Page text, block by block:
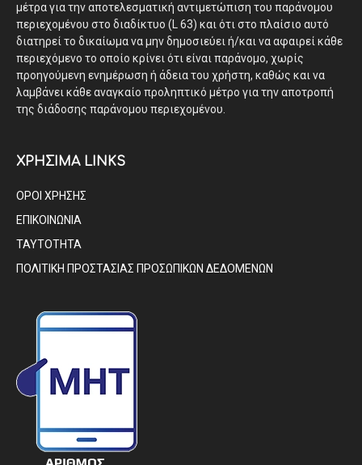
μέτρα για την αποτελεσματική αντιμετώπιση του παράνομου
περιεχομένου στο διαδίκτυο (L 63) και ότι στο πλαίσιο αυτό
διατηρεί το δικαίωμα να μην δημοσιεύει ή/και να αφαιρεί κάθε
περιεχόμενο το οποίο κρίνει ότι είναι παράνομο, χωρίς
προηγούμενη ενημέρωση ή άδεια του χρήστη, καθώς και να
λαμβάνει κάθε αναγκαίο προληπτικό μέτρο για την αποτροπή
της διάδοσης παράνομου περιεχομένου.
ΧΡΗΣΙΜΑ LINKS
ΟΡΟΙ ΧΡΗΣΗΣ
ΕΠΙΚΟΙΝΩΝΙΑ
ΤΑΥΤΟΤΗΤΑ
ΠΟΛΙΤΙΚΗ ΠΡΟΣΤΑΣΙΑΣ ΠΡΟΣΩΠΙΚΩΝ ΔΕΔΟΜΕΝΩΝ